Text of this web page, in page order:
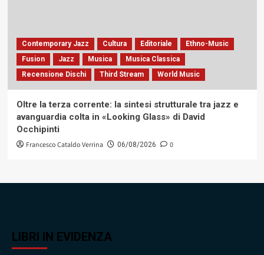
Contemporary Jazz Cultura Editoriale
Ethno-Music
Fusion
Jazz Musica
Musica Classica
Recensione Dischi
Third Stream World Music
Oltre la terza corrente: la sintesi strutturale tra jazz e
avanguardia colta in «Looking Glass» di David
Occhipinti
Francesco Cataldo Verrina 06/08/2026 0
LIBRI IN EVIDENZA